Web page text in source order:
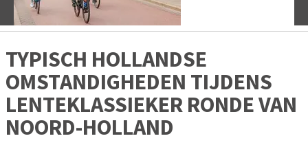
TYPISCH HOLLANDSE
OMSTANDIGHEDEN TIJDENS
LENTEKLASSIEKER RONDE VAN
NOORD-HOLLAND